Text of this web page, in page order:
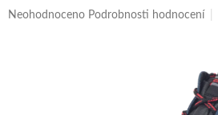
Průměrné
Neohodnoceno Podrobnosti hodnocení